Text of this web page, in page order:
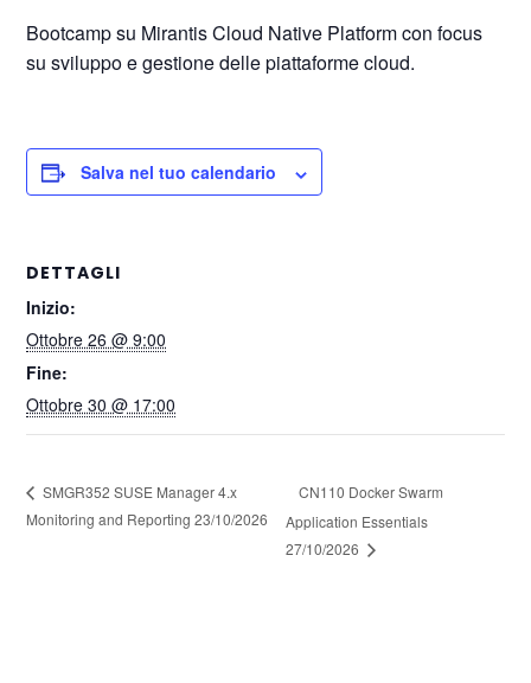
Bootcamp su Mirantis Cloud Native Platform con focus
su sviluppo e gestione delle piattaforme cloud.
Salva nel tuo calendario
DETTAGLI
Inizio:
Ottobre 26 @ 9:00
Fine:
Ottobre 30 @ 17:00
SMGR352 SUSE Manager 4.x
Monitoring and Reporting 23/10/2026
CN110 Docker Swarm
Application Essentials
27/10/2026